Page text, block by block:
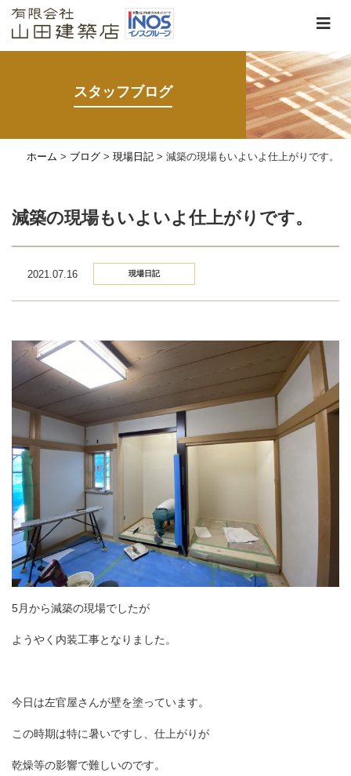
スタッフブログ
ホーム > ブログ > 現場日記 > 減築の現場もいよいよ仕上がりです。
減築の現場もいよいよ仕上がりです。
2021.07.16 現場日記
5月から減築の現場でしたが
ようやく内装工事となりました。
今日は左官屋さんが壁を塗っています。
この時期は特に暑いですし、仕上がりが
乾燥等の影響で難しいのです。